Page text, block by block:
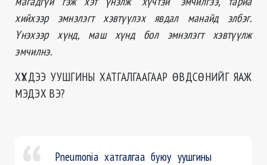
хийхээр эмнэлэгт хэвтүүлэх явдал манайд элбэг.
Үнэхээр хүнд, маш хүнд бол эмнэлэгт хэвтүүлж
эмчилнэ.
ХҮҮХДЭЭ УУШГИНЫ ХАТГАЛГААГААР ӨВДСӨНИЙГ ЯАЖ
МЭДЭХ ВЭ?
Pneumonia хатгалгаа буюу уушгины